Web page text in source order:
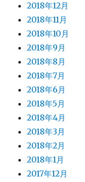
2018年12月
2018年11月
2018年10月
2018年9月
2018年8月
2018年7月
2018年6月
2018年5月
2018年4月
2018年3月
2018年2月
2018年1月
2017年12月